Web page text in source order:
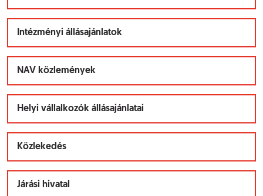
Intézményi állásajánlatok
NAV közlemények
Helyi vállalkozók állásajánlatai
Közlekedés
Járási hivatal